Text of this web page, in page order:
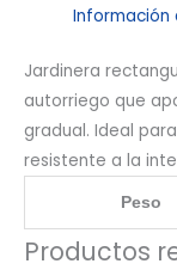
Información
Jardinera
autorriego que
gradual. Ideal
resistente a la
Peso
Productos